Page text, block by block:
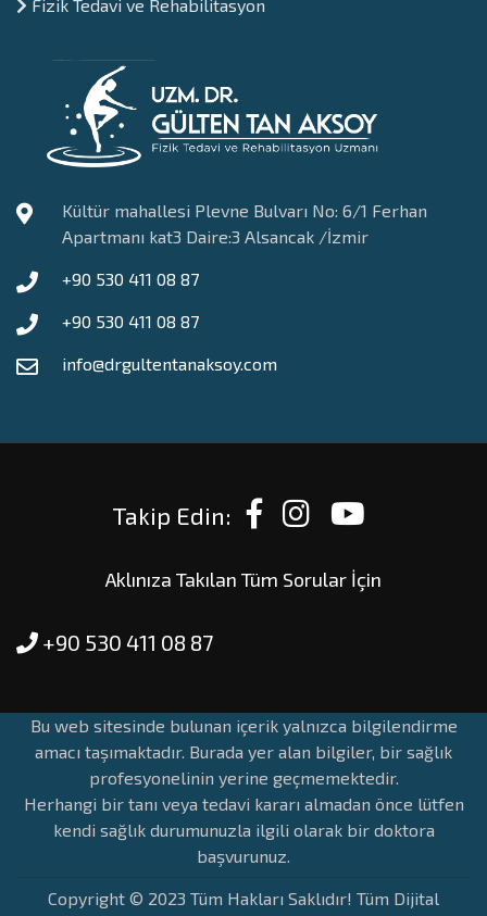
Fizik Tedavi ve Rehabilitasyon
Kültür mahallesi Plevne Bulvarı No: 6/1 Ferhan
Apartmanı kat3 Daire:3 Alsancak /İzmir
+90 530 411 08 87
+90 530 411 08 87
info@drgultentanaksoy.com
Takip Edin:
Aklınıza Takılan Tüm Sorular İçin
+90 530 411 08 87
Bu web sitesinde bulunan içerik yalnızca bilgilendirme
amacı taşımaktadır. Burada yer alan bilgiler, bir sağlık
profesyonelinin yerine geçmemektedir.
Herhangi bir tanı veya tedavi kararı almadan önce lütfen
kendi sağlık durumunuzla ilgili olarak bir doktora
başvurunuz.
Copyright © 2023 Tüm Hakları Saklıdır! Tüm Dijital